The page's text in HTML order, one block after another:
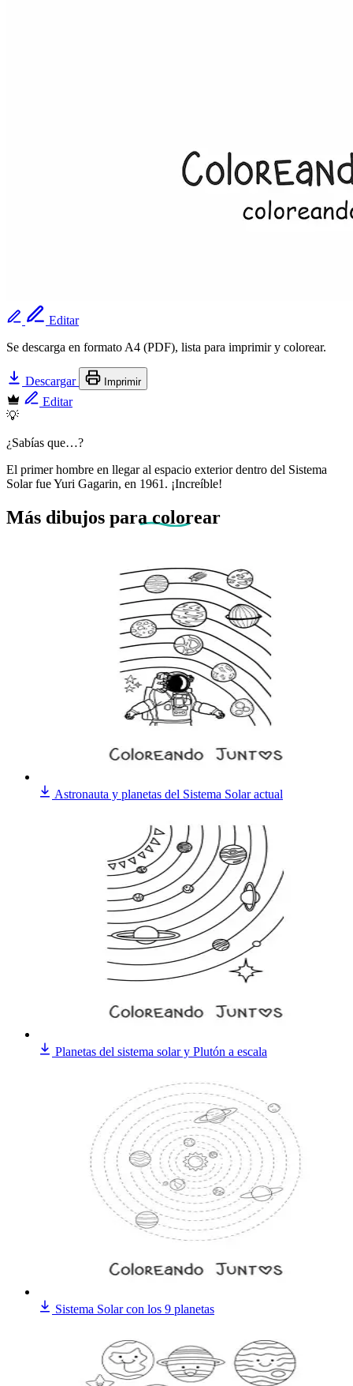
Editar
Se descarga en formato A4 (PDF), lista para imprimir y colorear.
Descargar Imprimir
Editar
💡
¿Sabías que…?
El primer hombre en llegar al espacio exterior dentro del Sistema
Solar fue Yuri Gagarin, en 1961. ¡Increíble!
Más dibujos para colorear
Astronauta y planetas del Sistema Solar actual
Planetas del sistema solar y Plutón a escala
Sistema Solar con los 9 planetas